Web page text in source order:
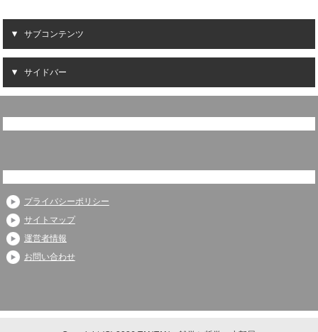
サブコンテンツ
サイドバー
プライバシーポリシー
サイトマップ
運営者情報
お問い合わせ